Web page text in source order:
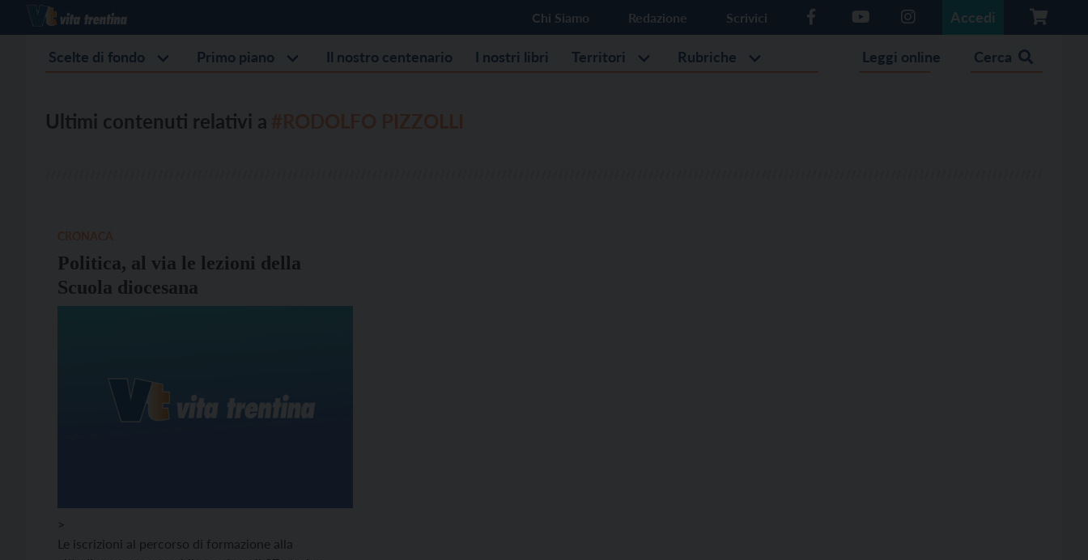
Chi Siamo Redazione Scrivici Accedi
Scelte di fondo Primo piano Il nostro centenario I nostri libri Territori Rubriche Leggi online Cerca
Ultimi contenuti relativi a
Politica, al via le lezioni della
Scuola diocesana
>
Le iscrizioni al percorso di formazione alla